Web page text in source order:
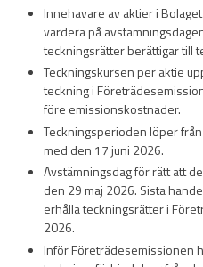
Innehavare av aktier i
vardera på
teckningsrätter berättigar till
Teckningskursen per aktie
teckning i
före emissionskostnader.
Teckningsperioden löper
med den 17 juni 2026.
Avstämningsdag för rätt att
den 29 maj 2026. Sista
erhålla teckningsrätter i
2026.
Inför Företrädesemissionen